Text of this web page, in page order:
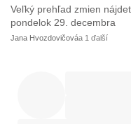
Veľký prehľad zmien
pondelok 29. decembra
Jana Hvozdovičováa 1 ďalší